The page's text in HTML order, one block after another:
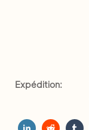
Expédition: